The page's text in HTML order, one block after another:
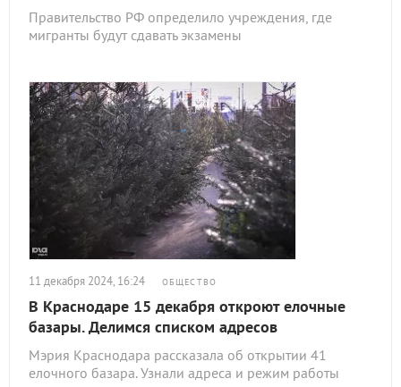
Правительство РФ определило учреждения, где
мигранты будут сдавать экзамены
11 декабря 2024, 16:24 ОБЩЕСТВО
В Краснодаре 15 декабря откроют елочные
базары. Делимся списком адресов
Мэрия Краснодара рассказала об открытии 41
елочного базара. Узнали адреса и режим работы